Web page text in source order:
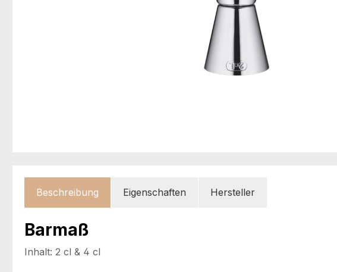
Beschreibung Eigenschaften Hersteller
Barmaß
Inhalt: 2 cl & 4 cl